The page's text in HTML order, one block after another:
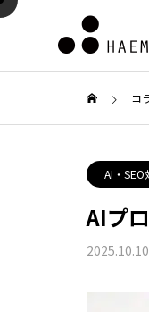
新着コラム
コ
AI・SEO
AIプ
2025.10.10